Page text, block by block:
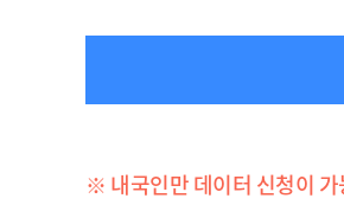
※ 내국인만 데이터 신청이 가